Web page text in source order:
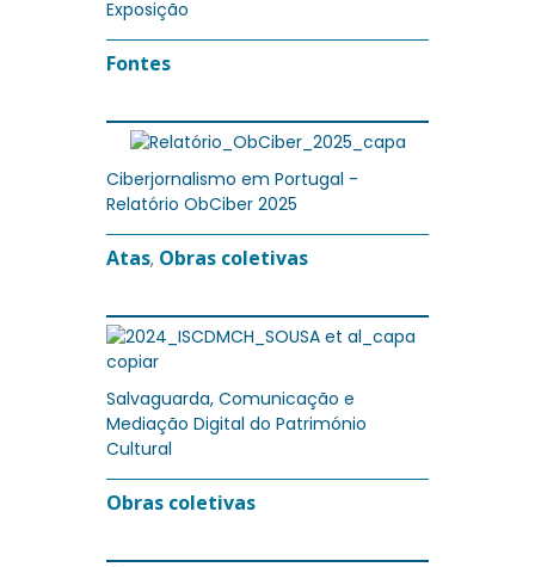
Exposição
Fontes
Ciberjornalismo em Portugal -
Relatório ObCiber 2025
Atas, Obras coletivas
Salvaguarda, Comunicação e
Mediação Digital do Património
Cultural
Obras coletivas